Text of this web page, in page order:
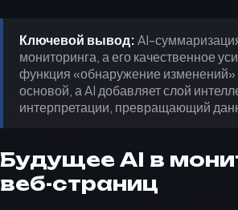
Ключевой вывод:AI-
мониторинга, а его качественное
функция «обнаружение изменений»
основой, а AI добавляет слой
интерпретации, превращающий
Будущее AI в
веб-страниц